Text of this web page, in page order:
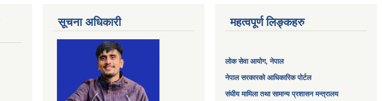
सूचना अधिकारी महत्वपूर्ण लिङ्कहरु
लोक सेवा आयोग, नेपाल
नेपाल सरकारको आधिकारिक पोर्टल
संघीय मामिला तथा सामान्य प्रशासन मन्त्रालय